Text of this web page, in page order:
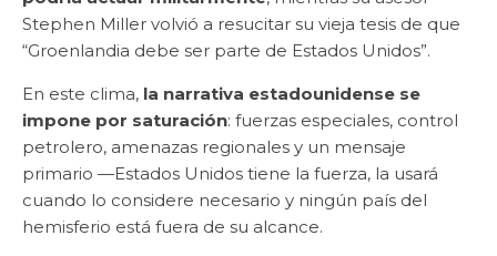
Stephen Miller volvió a resucitar su vieja tesis de que
“Groenlandia debe ser parte de Estados Unidos”.
En este clima, la narrativa estadounidense se
impone por saturación: fuerzas especiales, control
petrolero, amenazas regionales y un mensaje
primario —Estados Unidos tiene la fuerza, la usará
cuando lo considere necesario y ningún país del
hemisferio está fuera de su alcance.